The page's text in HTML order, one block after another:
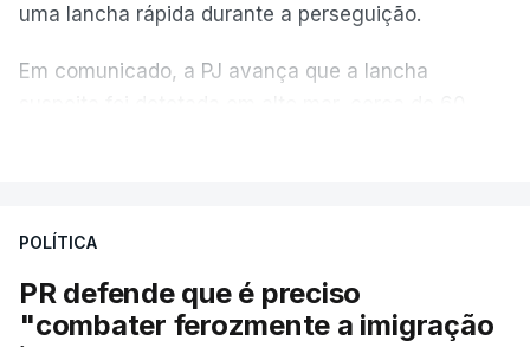
uma lancha rápida durante a perseguição.
Em comunicado, a PJ avança que a lancha
desencadeando uma ação de prevenção
articulação com a Marinha, a Autoridade Marítima
Nacional e a Força Aérea.
POLÍTICA
PR defende que é preciso
"combater ferozmente a imigração